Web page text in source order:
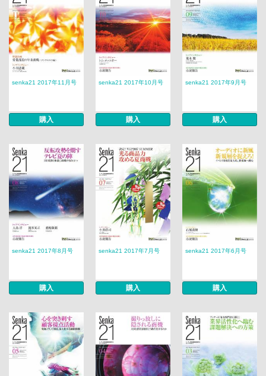
senka21 2017年11月号
購入
senka21 2017年10月号
購入
senka21 2017年9月号
購入
senka21 2017年8月号
購入
senka21 2017年7月号
購入
senka21 2017年6月号
購入